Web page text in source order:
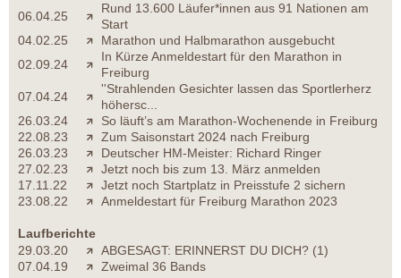
06.04.25
Rund 13.600 Läufer*innen aus 91 Nationen am
Start
04.02.25
Marathon und Halbmarathon ausgebucht
02.09.24
In Kürze Anmeldestart für den Marathon in
Freiburg
07.04.24
''Strahlenden Gesichter lassen das Sportlerherz
höhersc...
26.03.24
So läuft’s am Marathon-Wochenende in Freiburg
22.08.23
Zum Saisonstart 2024 nach Freiburg
26.03.23
Deutscher HM-Meister: Richard Ringer
27.02.23
Jetzt noch bis zum 13. März anmelden
17.11.22
Jetzt noch Startplatz in Preisstufe 2 sichern
23.08.22
Anmeldestart für Freiburg Marathon 2023
Laufberichte
29.03.20
ABGESAGT: ERINNERST DU DICH? (1)
07.04.19
Zweimal 36 Bands